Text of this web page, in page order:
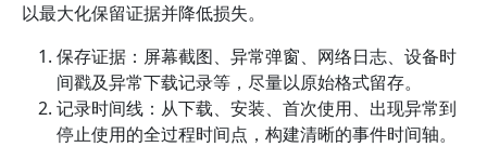
以最大化保留证据并降低损失。
保存证据：屏幕截图、异常弹窗、网络日志、设备时
间戳及异常下载记录等，尽量以原始格式留存。
记录时间线：从下载、安装、首次使用、出现异常到
停止使用的全过程时间点，构建清晰的事件时间轴。